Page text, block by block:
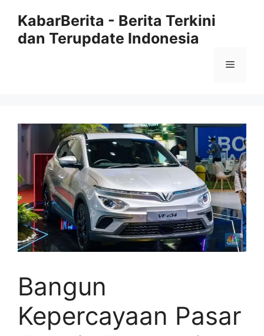
KabarBerita - Berita Terkini
dan Terupdate Indonesia
Menu
Bangun
Kepercayaan Pasar